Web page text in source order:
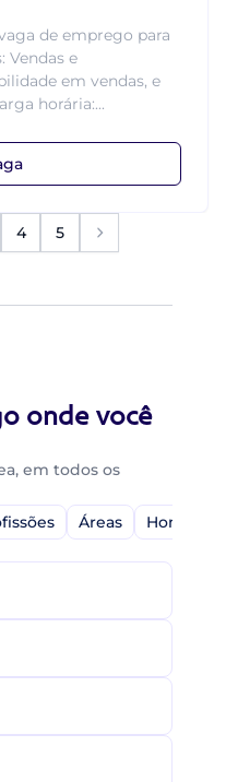
de emprego para
Vendas e
em vendas, e
horária:...
4 5
onde você
em todos os
Áreas Home-